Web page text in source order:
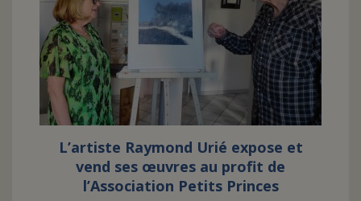
L’artiste Raymond Urié expose et
vend ses œuvres au profit de
l’Association Petits Princes